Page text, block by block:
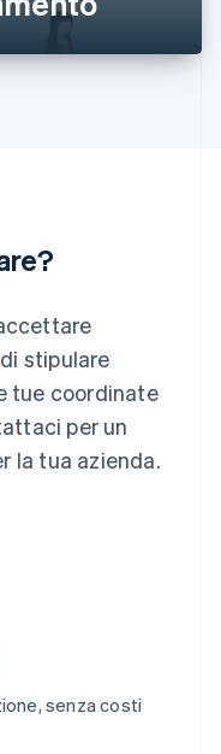
stipulare
tue coordinate
per un
la tua azienda.
senza costi